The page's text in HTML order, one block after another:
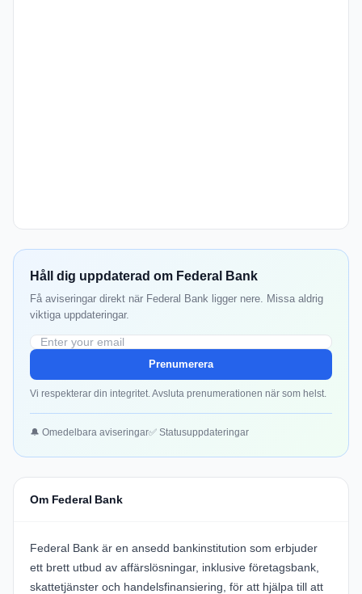
Håll dig uppdaterad om Federal Bank
Få aviseringar direkt när Federal Bank ligger nere. Missa aldrig
viktiga uppdateringar.
Prenumerera
Vi respekterar din integritet. Avsluta prenumerationen när som helst.
🔔 Omedelbara aviseringar✅ Statusuppdateringar
Om Federal Bank
Federal Bank är en ansedd bankinstitution som erbjuder
ett brett utbud av affärslösningar, inklusive företagsbank,
skattetjänster och handelsfinansiering, för att hjälpa till att